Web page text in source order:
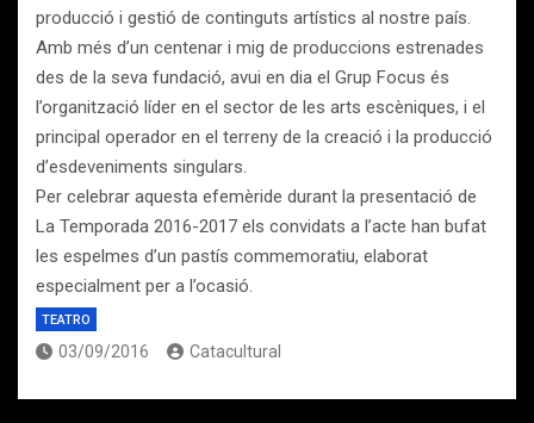
producció i gestió de continguts artístics al nostre país.
Amb més d’un centenar i mig de produccions estrenades
des de la seva fundació, avui en dia el Grup Focus és
l’organització líder en el sector de les arts escèniques, i el
principal operador en el terreny de la creació i la producció
d’esdeveniments singulars.
Per celebrar aquesta efemèride durant la presentació de
La Temporada 2016-2017 els convidats a l’acte han bufat
les espelmes d’un pastís commemoratiu, elaborat
especialment per a l’ocasió.
TEATRO
03/09/2016 Catacultural